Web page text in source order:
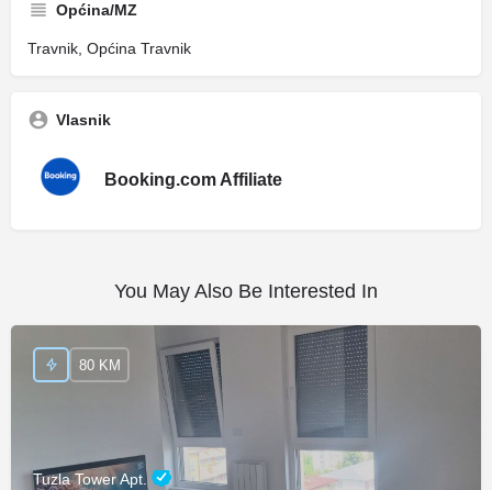
Općina/MZ
Travnik, Općina Travnik
Vlasnik
Booking.com Affiliate
You May Also Be Interested In
Tuzla Tower Apt.
80 KM